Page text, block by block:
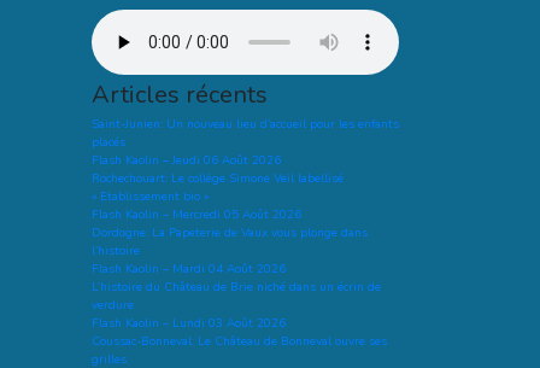
Articles récents
Saint-Junien: Un nouveau lieu d’accueil pour les enfants
placés
Flash Kaolin – Jeudi 06 Août 2026
Rochechouart: Le collège Simone Veil labellisé
« Etablissement bio »
Flash Kaolin – Mercredi 05 Août 2026
Dordogne: La Papeterie de Vaux vous plonge dans
l’histoire
Flash Kaolin – Mardi 04 Août 2026
L’histoire du Château de Brie niché dans un écrin de
verdure
Flash Kaolin – Lundi 03 Août 2026
Coussac-Bonneval: Le Château de Bonneval ouvre ses
grilles